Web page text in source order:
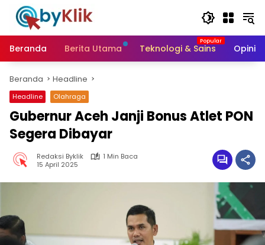
Langsung
konten
Beranda
Berita Utama Teknologi & Sains Opini
Beranda Headline
Headline Olahraga
Gubernur Aceh Janji Bonus Atlet PON
Segera Dibayar
Redaksi Byklik
1 Min Baca
15 April 2025